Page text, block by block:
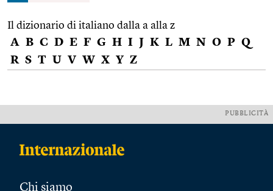
Il dizionario di italiano dalla a alla z
A B C D E F G H I J K L M N O P Q
R S T U V W X Y Z
PUBBLICITÀ
Chi siamo